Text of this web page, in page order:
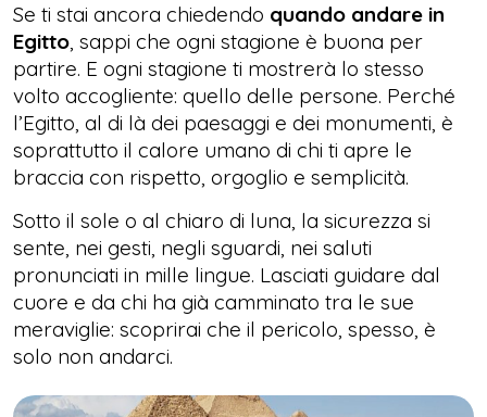
Se ti stai ancora chiedendo quando andare in
Egitto, sappi che ogni stagione è buona per
partire. E ogni stagione ti mostrerà lo stesso
volto accogliente: quello delle persone. Perché
l’Egitto, al di là dei paesaggi e dei monumenti, è
soprattutto il calore umano di chi ti apre le
braccia con rispetto, orgoglio e semplicità.
Sotto il sole o al chiaro di luna, la sicurezza si
sente, nei gesti, negli sguardi, nei saluti
pronunciati in mille lingue. Lasciati guidare dal
cuore e da chi ha già camminato tra le sue
meraviglie: scoprirai che il pericolo, spesso, è
solo non andarci.